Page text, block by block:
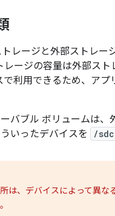
レージ と外部ストレー
レージの容量は外部ス
で利用できるため、ア
バブル ボリュームは
いったデバイスを
/
は、デバイスによって異